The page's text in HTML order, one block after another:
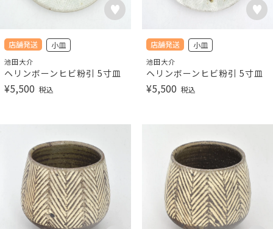
店舗発送 小皿
池田大介
ヘリンボーンヒビ粉引 5寸皿
¥5,500 税込
店舗発送 小皿
池田大介
ヘリンボーンヒビ粉引 5寸皿
¥5,500 税込